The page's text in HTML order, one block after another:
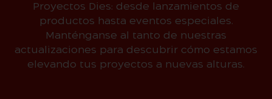
Proyectos Dies: desde lanzamientos de
productos hasta eventos especiales.
Manténganse al tanto de nuestras
actualizaciones para descubrir cómo estamos
elevando tus proyectos a nuevas alturas.